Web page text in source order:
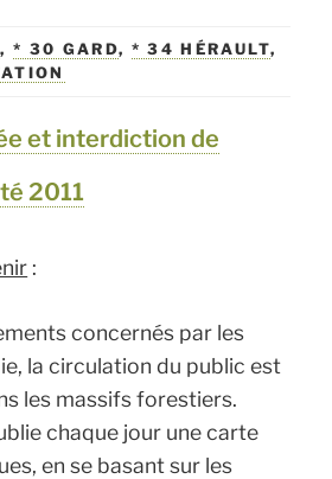
,* 30 GARD, * 34 HÉRAULT,
et interdiction de
2011
:
concernés par les
la circulation du public est
les massifs forestiers.
chaque jour une carte
en se basant sur les